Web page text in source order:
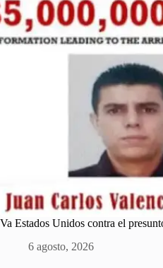
Va Estados Unidos contra el
6 agosto, 2026